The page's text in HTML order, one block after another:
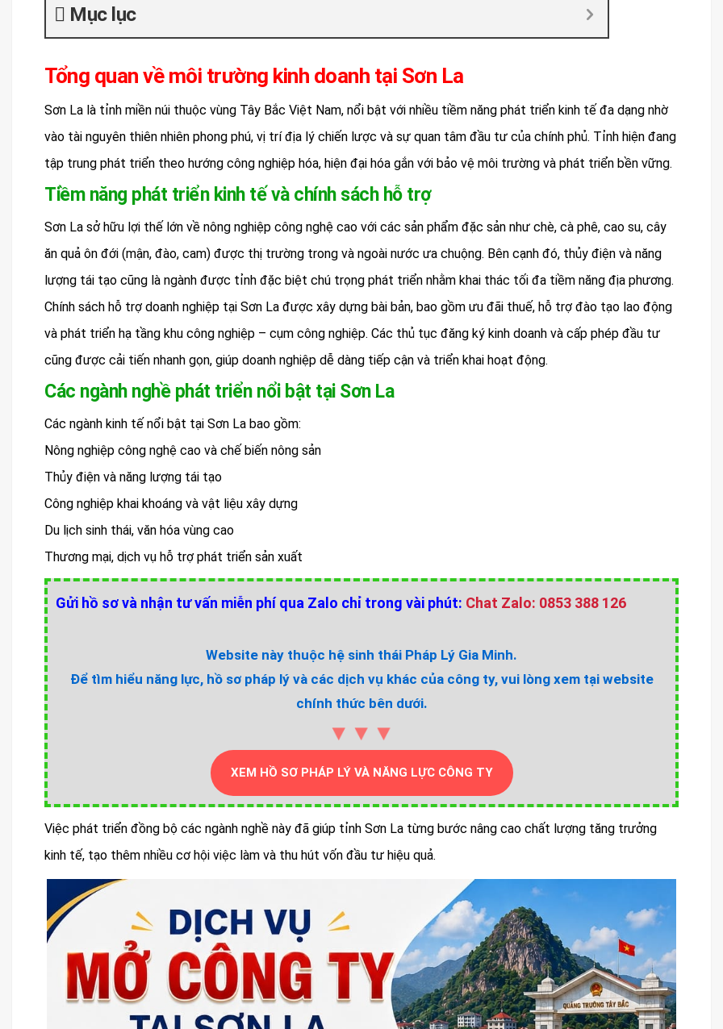
Mục lục
Tổng quan về môi trường kinh doanh tại Sơn La
Sơn La là tỉnh miền núi thuộc vùng Tây Bắc Việt Nam, nổi bật với nhiều tiềm năng phát triển kinh tế đa dạng nhờ
vào tài nguyên thiên nhiên phong phú, vị trí địa lý chiến lược và sự quan tâm đầu tư của chính phủ. Tỉnh hiện đang
tập trung phát triển theo hướng công nghiệp hóa, hiện đại hóa gắn với bảo vệ môi trường và phát triển bền vững.
Tiềm năng phát triển kinh tế và chính sách hỗ trợ
Sơn La sở hữu lợi thế lớn về nông nghiệp công nghệ cao với các sản phẩm đặc sản như chè, cà phê, cao su, cây
ăn quả ôn đới (mận, đào, cam) được thị trường trong và ngoài nước ưa chuộng. Bên cạnh đó, thủy điện và năng
lượng tái tạo cũng là ngành được tỉnh đặc biệt chú trọng phát triển nhằm khai thác tối đa tiềm năng địa phương.
Chính sách hỗ trợ doanh nghiệp tại Sơn La được xây dựng bài bản, bao gồm ưu đãi thuế, hỗ trợ đào tạo lao động
và phát triển hạ tầng khu công nghiệp – cụm công nghiệp. Các thủ tục đăng ký kinh doanh và cấp phép đầu tư
cũng được cải tiến nhanh gọn, giúp doanh nghiệp dễ dàng tiếp cận và triển khai hoạt động.
Các ngành nghề phát triển nổi bật tại Sơn La
Các ngành kinh tế nổi bật tại Sơn La bao gồm:
Nông nghiệp công nghệ cao và chế biến nông sản
Thủy điện và năng lượng tái tạo
Công nghiệp khai khoáng và vật liệu xây dựng
Du lịch sinh thái, văn hóa vùng cao
Thương mại, dịch vụ hỗ trợ phát triển sản xuất
Gửi hồ sơ và nhận tư vấn miễn phí qua Zalo chỉ trong vài phút: Chat Zalo: 0853 388 126
Website này thuộc hệ sinh thái Pháp Lý Gia Minh.
Để tìm hiểu năng lực, hồ sơ pháp lý và các dịch vụ khác của công ty, vui lòng xem tại website
chính thức bên dưới.
▼▼▼
XEM HỒ SƠ PHÁP LÝ VÀ NĂNG LỰC CÔNG TY
Việc phát triển đồng bộ các ngành nghề này đã giúp tỉnh Sơn La từng bước nâng cao chất lượng tăng trưởng
kinh tế, tạo thêm nhiều cơ hội việc làm và thu hút vốn đầu tư hiệu quả.